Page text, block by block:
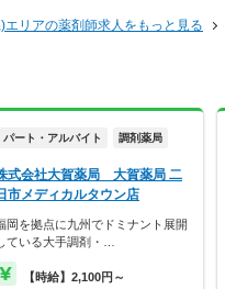
エリアの薬剤師求人をもっと見る
パート・アルバイト 調剤薬局
式会社大賀薬局 大賀薬局 二
市メディカルタウン店
岡を拠点に九州でドミナント展開
ている大手調剤・…
【時給】2,100円～